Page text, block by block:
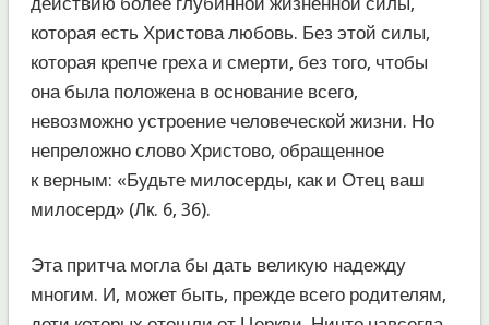
которая есть Христова любовь. Без этой силы,
которая крепче греха и смерти, без того, чтобы
она была положена в основание всего,
невозможно устроение человеческой жизни. Но
непреложно слово Христово, обращенное
к верным: «Будьте милосерды, как и Отец ваш
милосерд» (Лк. 6, 36).
Эта притча могла бы дать великую надежду
многим. И, может быть, прежде всего родителям,